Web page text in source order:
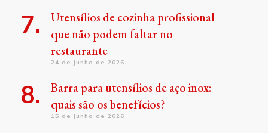
Utensílios de cozinha profissional
que não podem faltar no
restaurante
24 de junho de 2026
Barra para utensílios de aço inox:
quais são os benefícios?
15 de junho de 2026